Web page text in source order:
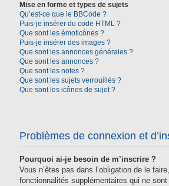
Mise en forme et types de sujets
Qu’est-ce que le BBCode ?
Puis-je insérer du code HTML ?
Que sont les émoticônes ?
Puis-je insérer des images ?
Que sont les annonces générales ?
Que sont les annonces ?
Que sont les notes ?
Que sont les sujets verrouillés ?
Que sont les icônes de sujet ?
Problèmes de connexion et
Pourquoi ai-je besoin de m’inscrire ?
Vous n’êtes pas dans l’obligation de le
fonctionnalités supplémentaires qui ne